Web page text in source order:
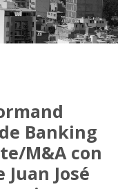
Banking
M&A con
José